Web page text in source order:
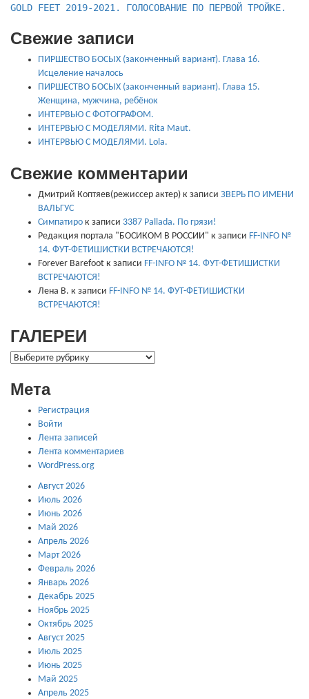
GOLD FEET 2019-2021. ГОЛОСОВАНИЕ ПО ПЕРВОЙ ТРОЙКЕ.
Свежие записи
ПИРШЕСТВО БОСЫХ (законченный вариант). Глава 16.
Исцеление началось
ПИРШЕСТВО БОСЫХ (законченный вариант). Глава 15.
Женщина, мужчина, ребёнок
ИНТЕРВЬЮ С ФОТОГРАФОМ.
ИНТЕРВЬЮ С МОДЕЛЯМИ. Rita Maut.
ИНТЕРВЬЮ С МОДЕЛЯМИ. Lola.
Свежие комментарии
Дмитрий Коптяев(режиссер актер) к записи ЗВЕРЬ ПО ИМЕНИ
ВАЛЬГУС
Симпатиро к записи 3387 Pallada. По грязи!
Редакция портала "БОСИКОМ В РОССИИ" к записи FF-INFO №
14. ФУТ-ФЕТИШИСТКИ ВСТРЕЧАЮТСЯ!
Forever Barefoot к записи FF-INFO № 14. ФУТ-ФЕТИШИСТКИ
ВСТРЕЧАЮТСЯ!
Лена В. к записи FF-INFO № 14. ФУТ-ФЕТИШИСТКИ
ВСТРЕЧАЮТСЯ!
ГАЛЕРЕИ
ГАЛЕРЕИ
Мета
Регистрация
Войти
Лента записей
Лента комментариев
WordPress.org
Август 2026
Июль 2026
Июнь 2026
Май 2026
Апрель 2026
Март 2026
Февраль 2026
Январь 2026
Декабрь 2025
Ноябрь 2025
Октябрь 2025
Август 2025
Июль 2025
Июнь 2025
Май 2025
Апрель 2025